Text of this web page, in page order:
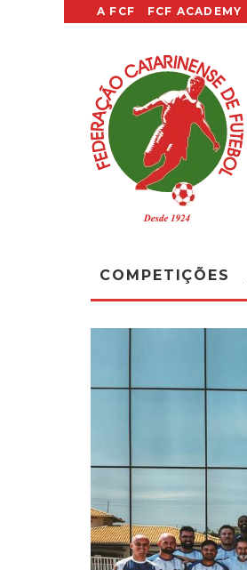
A FCF FCF ACADEMY
COMPETIÇÕES